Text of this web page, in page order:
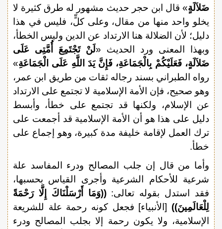
ضَلاَلَةٍ» قال ابن حجر حديث مشهور له طرق كثيرة لا
يخلو واحد منها من مقال، وعلى كلٍّ، فليس في هذا
دليل؛ لأن الضلالة هنا الارتداد عن الدين وليس الخطأ،
وبهذا المعنى ورد الحديث «لَنْ تَجْتَمِعَ أُمَّتِى عَلَى
ضَلاَلَةٍ، فَعَلَيْكُمْ بِالْجَمَاعَةِ، فَإِنَّ يَدَ اللَّهِ عَلَى الْجَمَاعَةِ»
رواه الطبراني بسند رجاله ثقات من طريق ابن عمر،
وهو صحيح، فإن الأمة الإسلامية لا تجتمع على الارتداد
عن الإسلام، ولكنها قد تجتمع على خطأ، وأبسط
دليل على هذا هو أن الأمة الإسلامية قد أجمعت على
ترك العمل لإقامة خليفة مدة كبيرة، وهو إجماع على
خطأ.
وأما من قال إن جلب المصالح ودرء المفاسد علة
شرعية للأحكام الشرعية وأجرى القياس بحسبها،
فقد استدل بقوله تعالى:((وَمَا أَرْسَلْنَاكَ إِلَّا رَحْمَةً
لِلْعَالَمِينَ)) [الأنبياء] فجعل كونه رحمة علة للشريعة
الإسلامية، ولا يكون رحمة إلا بجلب المصالح ودرء